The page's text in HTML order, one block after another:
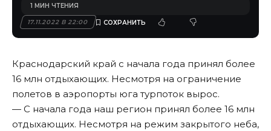
17.11.2022 В 22:00
1 МИН ЧТЕНИЯ
Краснодарский край с начала года принял более
16 млн отдыхающих. Несмотря на ограничение
полетов в аэропорты юга турпоток вырос.
— С начала года наш регион принял более 16 млн
отдыхающих. Несмотря на режим закрытого неба,